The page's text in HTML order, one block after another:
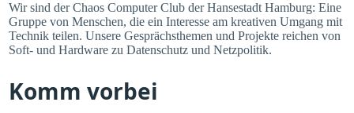
Wir sind der Chaos Computer Club der Hansestadt Hamburg: Eine
Gruppe von Menschen, die ein Interesse am kreativen Umgang mit
Technik teilen. Unsere Gesprächsthemen und Projekte reichen von
Soft- und Hardware zu Datenschutz und Netzpolitik.
Komm vorbei